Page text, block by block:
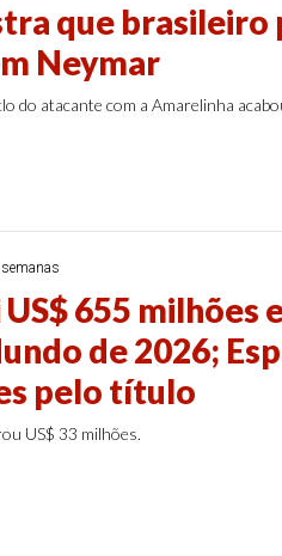
que
Neymar
do atacante com a Amarelinha
655 milhões
de 2026;
pelo título
US$ 33 milhões.